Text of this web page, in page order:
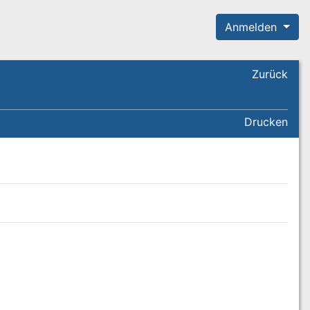
Anmelden
Zurück
Drucken